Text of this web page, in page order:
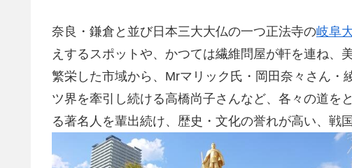
奈良・鎌倉と並び日本三大大仏の一つ正法寺の岐阜
えするスポットや、かつては繊維問屋が軒を連ね、
繁栄した市域から、Mrマリック氏・岡田奈々さん・
ツ界を牽引し続ける高橋尚子さんなど、各々の道を
る著名人を輩出続け、歴史・文化の誉れが高い、戦